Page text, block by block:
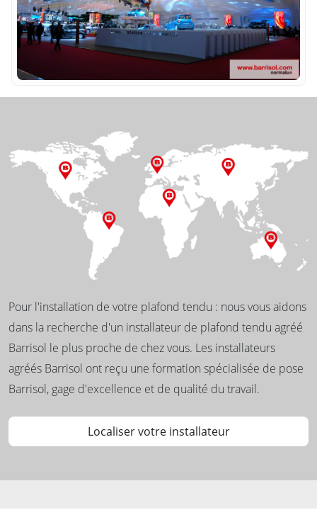
Pour l'installation de votre plafond tendu : nous vous aidons
dans la recherche d'un installateur de plafond tendu agréé
Barrisol le plus proche de chez vous. Les installateurs
agréés Barrisol ont reçu une formation spécialisée de pose
Barrisol, gage d'excellence et de qualité du travail.
Localiser votre installateur